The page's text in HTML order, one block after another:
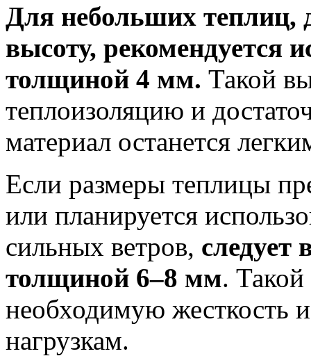
Для небольших теплиц,
высоту, рекомендуется
толщиной 4 мм. Такой
теплоизоляцию и
материал останется
Если размеры теплицы
или планируется
сильных ветров, следует
толщиной 6–8 мм. Такой
необходимую жесткость
нагрузкам.